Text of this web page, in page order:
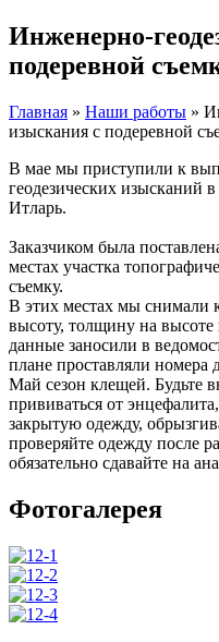
Инженерно-
подеревной
Главная » Наши работы »
изыскания с подеревной
В мае мы приступили к
геодезических изысканий
Итларь.
Заказчиком была
местах участка
съемку.
В этих местах мы снимали
высоту, толщину на
данные заносили в
плане проставляли номера
Май сезон клещей. Будьте
прививаться от
закрытую одежду,
проверяйте одежду после
обязательно сдавайте на
Фотогалерея